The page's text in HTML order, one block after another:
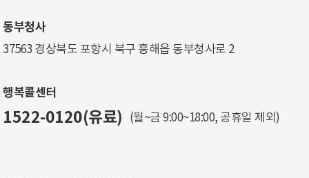
동부청사
37563 경상북도 포항시 북구 흥해읍 동부청사로 2
행복콜센터
1522-0120(유료) (월~금 9:00~18:00, 공휴일 제외)